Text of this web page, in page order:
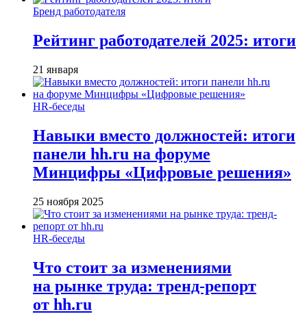
Бренд работодателя
Рейтинг работодателей 2025: итоги
21 января
HR-беседы
Навыки вместо должностей: итоги
панели hh.ru на форуме
Минцифры «Цифровые решения»
25 ноября 2025
HR-беседы
Что стоит за изменениями
на рынке труда: тренд-репорт
от hh.ru